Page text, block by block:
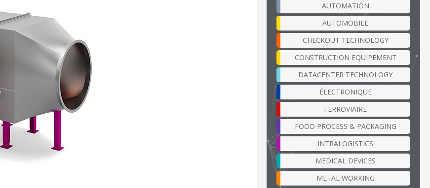
AUTOMATION
AUTOMOBILE
CHECKOUT TECHNOLOGY
CONSTRUCTION EQUIPEMENT
DATACENTER TECHNOLOGY
ÉLECTRONIQUE
FERROVIAIRE
FOOD PROCESS & PACKAGING
INTRALOGISTICS
MEDICAL DEVICES
METAL WORKING